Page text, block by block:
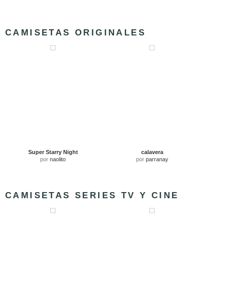
CAMISETAS ORIGINALES
Super Starry Night
por naolito
calavera
por parranay
CAMISETAS SERIES TV Y CINE